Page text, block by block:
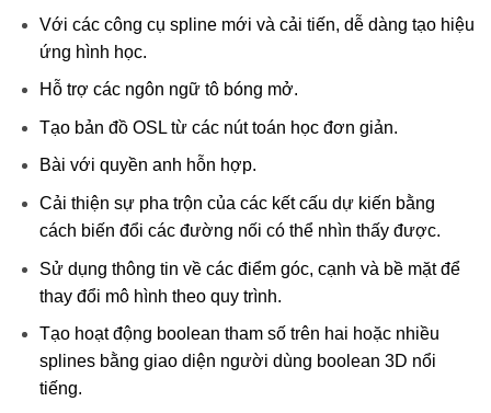
Với các công cụ spline mới và cải tiến, dễ dàng tạo hiệu
ứng hình học.
Hỗ trợ các ngôn ngữ tô bóng mở.
Tạo bản đồ OSL từ các nút toán học đơn giản.
Bài với quyền anh hỗn hợp.
Cải thiện sự pha trộn của các kết cấu dự kiến ​​bằng
cách biến đổi các đường nối có thể nhìn thấy được.
Sử dụng thông tin về các điểm góc, cạnh và bề mặt để
thay đổi mô hình theo quy trình.
Tạo hoạt động boolean tham số trên hai hoặc nhiều
splines bằng giao diện người dùng boolean 3D nổi
tiếng.